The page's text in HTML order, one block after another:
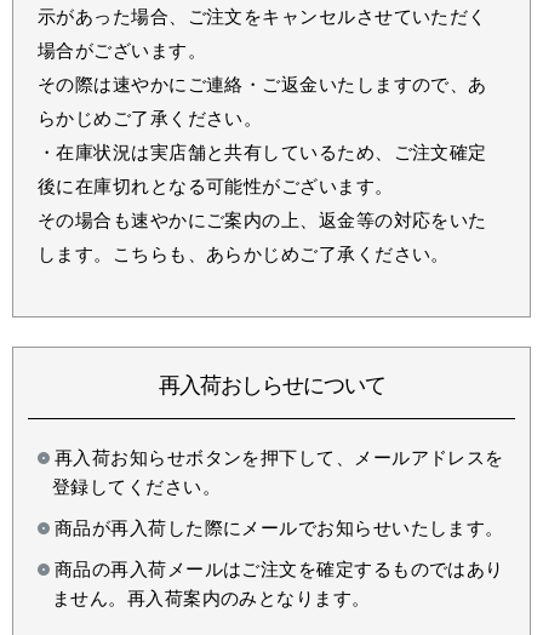
示があった場合、ご注文をキャンセルさせていただく
場合がございます。
その際は速やかにご連絡・ご返金いたしますので、あ
らかじめご了承ください。
・在庫状況は実店舗と共有しているため、ご注文確定
後に在庫切れとなる可能性がございます。
その場合も速やかにご案内の上、返金等の対応をいた
します。こちらも、あらかじめご了承ください。
再入荷おしらせについて
再入荷お知らせボタンを押下して、メールアドレスを
登録してください。
商品が再入荷した際にメールでお知らせいたします。
商品の再入荷メールはご注文を確定するものではあり
ません。再入荷案内のみとなります。